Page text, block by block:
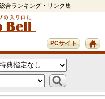
合ランキング・リンク集
PCサイト